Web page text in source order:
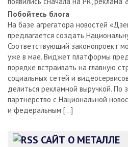
Побойтесь блога
На базе агрегатора новостей
предлагается создать
Соответствующий законопроект
уже в мае. Виджет платформы
порядке встраивать на главную
социальных сетей и
делиться рекламной выручкой. По
партнерство с Национальной
и федеральным […]
САЙТ О МЕТАЛЛЕ